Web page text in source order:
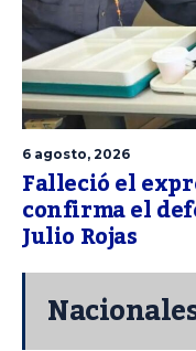
6 agosto, 2026
Falleció el
confirma el
Julio Rojas